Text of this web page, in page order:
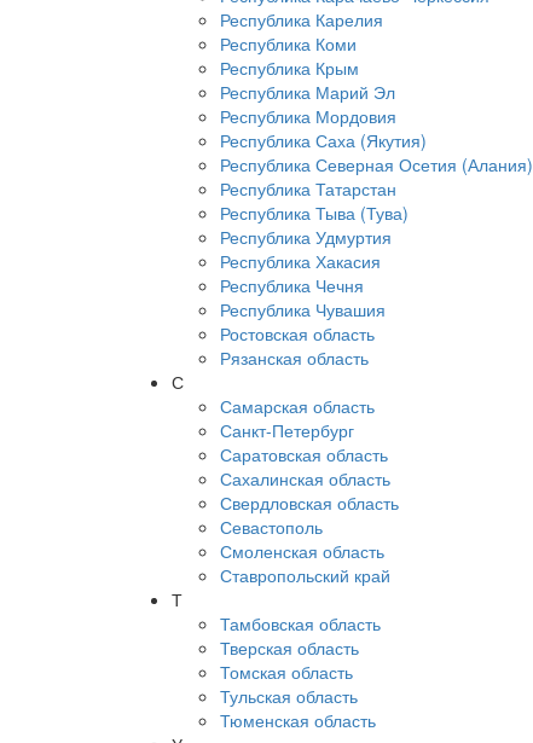
Республика Карелия
Республика Коми
Республика Крым
Республика Марий Эл
Республика Мордовия
Республика Саха (Якутия)
Республика Северная Осетия (Алания)
Республика Татарстан
Республика Тыва (Тува)
Республика Удмуртия
Республика Хакасия
Республика Чечня
Республика Чувашия
Ростовская область
Рязанская область
С
Самарская область
Санкт-Петербург
Саратовская область
Сахалинская область
Свердловская область
Севастополь
Смоленская область
Ставропольский край
Т
Тамбовская область
Тверская область
Томская область
Тульская область
Тюменская область